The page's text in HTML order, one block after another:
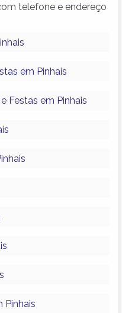
telefone e endereço
em Pinhais
Festas em Pinhais
Pinhais